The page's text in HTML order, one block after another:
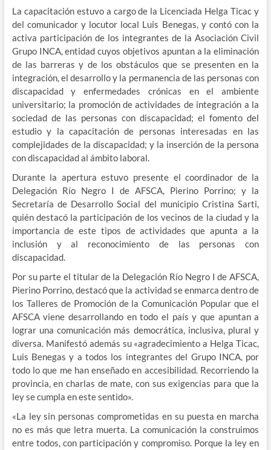
La capacitación estuvo a cargo de la Licenciada Helga Ticac y
del comunicador y locutor local Luis Benegas, y contó con la
activa participación de los integrantes de la Asociación Civil
Grupo INCA, entidad cuyos objetivos apuntan a la eliminación
de las barreras y de los obstáculos que se presenten en la
integración, el desarrollo y la permanencia de las personas con
discapacidad y enfermedades crónicas en el ambiente
universitario; la promoción de actividades de integración a la
sociedad de las personas con discapacidad; el fomento del
estudio y la capacitación de personas interesadas en las
complejidades de la discapacidad; y la inserción de la persona
con discapacidad al ámbito laboral.
Durante la apertura estuvo presente el coordinador de la
Delegación Río Negro I de AFSCA, Pierino Porrino; y la
Secretaría de Desarrollo Social del municipio Cristina Sarti,
quién destacó la participación de los vecinos de la ciudad y la
importancia de este tipos de actividades que apunta a la
inclusión y al reconocimiento de las personas con
discapacidad.
Por su parte el titular de la Delegación Río Negro I de AFSCA,
Pierino Porrino, destacó que la actividad se enmarca dentro de
los Talleres de Promoción de la Comunicación Popular que el
AFSCA viene desarrollando en todo el país y que apuntan a
lograr una comunicación más democrática, inclusiva, plural y
diversa. Manifestó además su «agradecimiento a Helga Ticac,
Luis Benegas y a todos los integrantes del Grupo INCA, por
todo lo que me han enseñado en accesibilidad. Recorriendo la
provincia, en charlas de mate, con sus exigencias para que la
ley se cumpla en este sentido».
«La ley sin personas comprometidas en su puesta en marcha
no es más que letra muerta. La comunicación la construimos
entre todos, con participación y compromiso. Porque la ley en